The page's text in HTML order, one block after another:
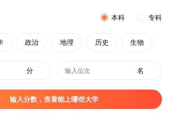
本科 专科
政治 地理 历史 生物
分 名
输入分数，查看能上哪些大学